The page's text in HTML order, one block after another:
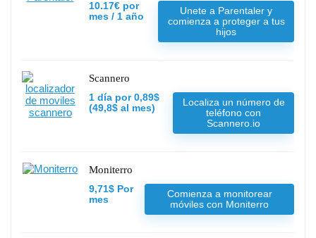
10.17€ por
mes / 1 año
Unete a Parentaler y
comienza a proteger a tus
hijos
Scannero
1 día por 0,89$
(49,8$ al mes)
Localiza un número de
teléfono con
Scannero.io
Moniterro
9,71$ Por
mes
Comienza a monitorear
móviles con Moniterro